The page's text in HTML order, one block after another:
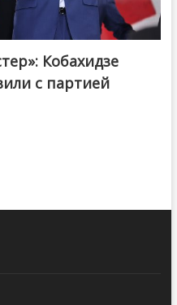
Кобахидзе
с партией